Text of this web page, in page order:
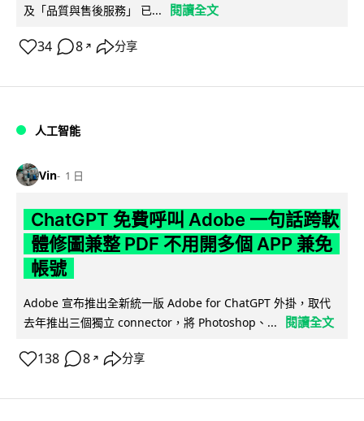
及「品質與售後服務」 已...
閱讀全文
34 8 ↗ 分享
人工智能
Vin 1 日
ChatGPT 免費呼叫 Adobe 一句話跨軟
體修圖兼整 PDF 不用開多個 APP 兼免
帳號
Adobe 宣布推出全新統一版 Adobe for ChatGPT 外掛，取代
去年推出三個獨立 connector，將 Photoshop、...
閱讀全文
138 8 ↗ 分享